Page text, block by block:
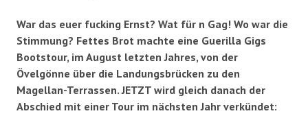
War das euer fucking Ernst? Wat für n Gag! Wo war die
Stimmung? Fettes Brot machte eine Guerilla Gigs
Bootstour, im August letzten Jahres, von der
Övelgönne über die Landungsbrücken zu den
Magellan-Terrassen. JETZT wird gleich danach der
Abschied mit einer Tour im nächsten Jahr verkündet: